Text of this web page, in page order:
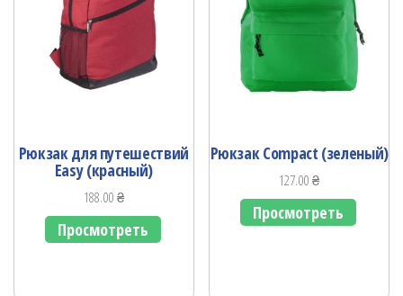
Рюкзак для путешествий
Easy (красный)
188.00₴
Просмотреть
Рюкзак Compact (зеленый)
127.00₴
Просмотреть